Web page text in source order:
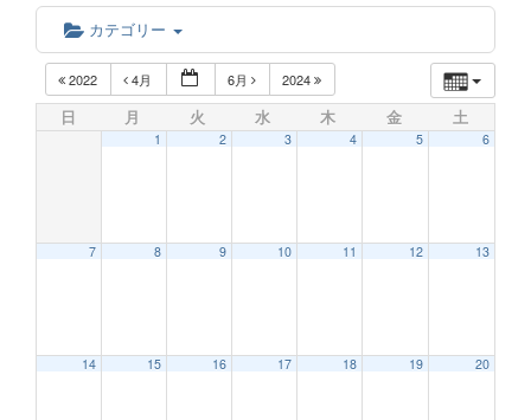
カテゴリー
2022 4月 6月 2024
日 月 火 水 木 金 土
1 2 3 4 5 6
7 8 9 10 11 12 13
14 15 16 17 18 19 20